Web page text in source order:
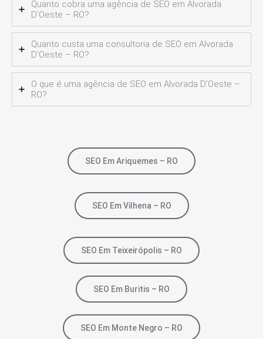
Quanto cobra uma agência de SEO em Alvorada
D’Oeste – RO?
Quanto custa uma consultoria de SEO em Alvorada
D’Oeste – RO?
O que é uma agência de SEO em Alvorada D’Oeste –
RO?
SEO Em Ariquemes – RO
SEO Em Vilhena – RO
SEO Em Teixeirópolis – RO
SEO Em Buritis – RO
SEO Em Monte Negro – RO